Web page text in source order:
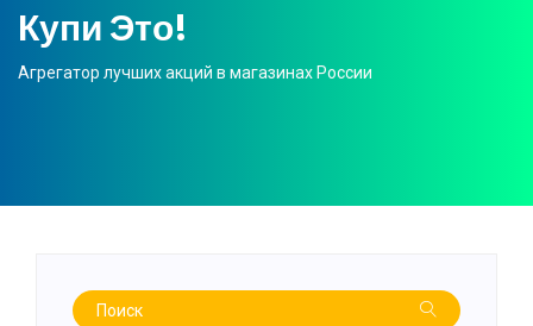
Купи Это!
Агрегатор лучших акций в магазинах России